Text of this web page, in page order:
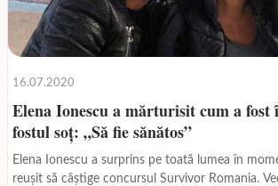
16.07.2020
Elena Ionescu a mărturisit cum a fost
fostul soț: „Să fie sănătos”
Elena Ionescu a surprins pe toată lumea în
reușit să câștige concursul Survivor Romania.